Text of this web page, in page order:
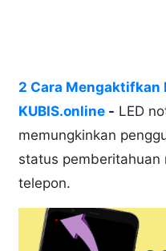
2 Cara Mengaktifkan
KUBIS.online - LED
memungkinkan
status pemberitahuan
telepon.